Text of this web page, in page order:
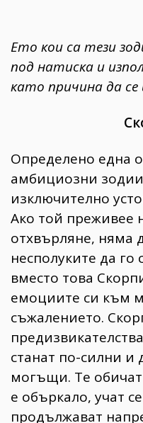
Ето кои са тези
под натиска и
като причина да се
Определено една
амбициозни
изключително
Ако той преживее
отхвърляне, няма
несполуките да го
вместо това
емоциите си към
съжалението.
станат по-силни и
могъщи. Те обичат
е объркало, учат
продължават